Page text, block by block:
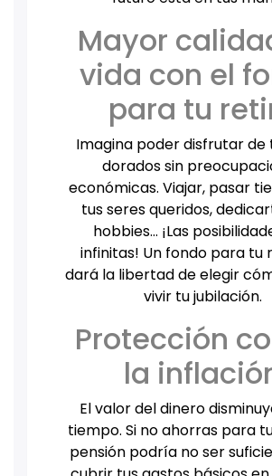
Mayor
vida con el
para tu
Imagina poder disfrutar de
dorados sin
económicas. Viajar, pasar
tus seres queridos,
hobbies… ¡Las
infinitas! Un fondo para tu
dará la libertad de elegir
vivir tu jubilación.
Protección
la
El valor del dinero
tiempo. Si no ahorras para
pensión podría no ser